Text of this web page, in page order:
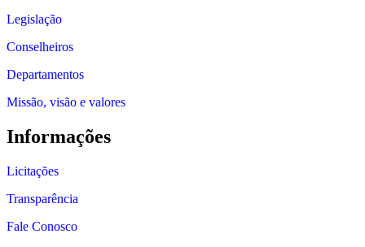
Legislação
Conselheiros
Departamentos
Missão, visão e valores
Informações
Licitações
Transparência
Fale Conosco